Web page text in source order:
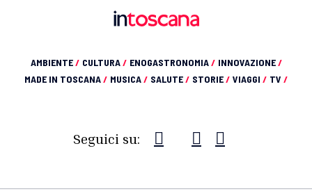
AMBIENTE/ CULTURA/ ENOGASTRONOMIA/ INNOVAZIONE/
MADE IN TOSCANA/ MUSICA/ SALUTE/ STORIE/ VIAGGI / TV /
Seguici su: